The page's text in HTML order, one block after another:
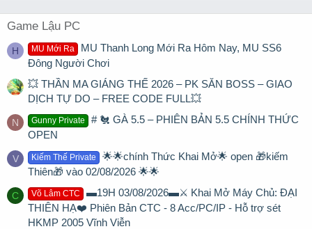
Game Lậu PC
H MU Mới Ra
MU Thanh Long Mới Ra Hôm Nay, MU SS6
Đông Người Chơi
💥 THẦN MA GIÁNG THẾ 2026 – PK SĂN BOSS – GIAO
DỊCH TỰ DO – FREE CODE FULL💥
N Gunny Private
# 🐔 GÀ 5.5 – PHIÊN BẢN 5.5 CHÍNH THỨC
OPEN
V Kiếm Thế Private
🌟🌟chính Thức Khai Mở🌟 open 🎁kiếm
Thiên🎁 vào 02/08/2026 🌟🌟
C Võ Lâm CTC
▬19H 03/08/2026▬⚔️ Khai Mở Máy Chủ: ĐẠI
THIÊN HẠ❤️ Phiên Bản CTC - 8 Acc/PC/IP - Hỗ trợ sét
HKMP 2005 Vĩnh Viễn